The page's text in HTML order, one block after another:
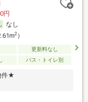
円
なし
2）
更新料なし
バス・トイレ別
件★